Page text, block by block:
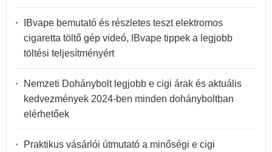
IBvape bemutató és részletes teszt elektromos
cigaretta töltő gép videó, IBvape tippek a legjobb
töltési teljesítményért
Nemzeti Dohánybolt legjobb e cigi árak és aktuális
kedvezmények 2024-ben minden dohányboltban
elérhetőek
Praktikus vásárlói útmutató a minőségi e cigi